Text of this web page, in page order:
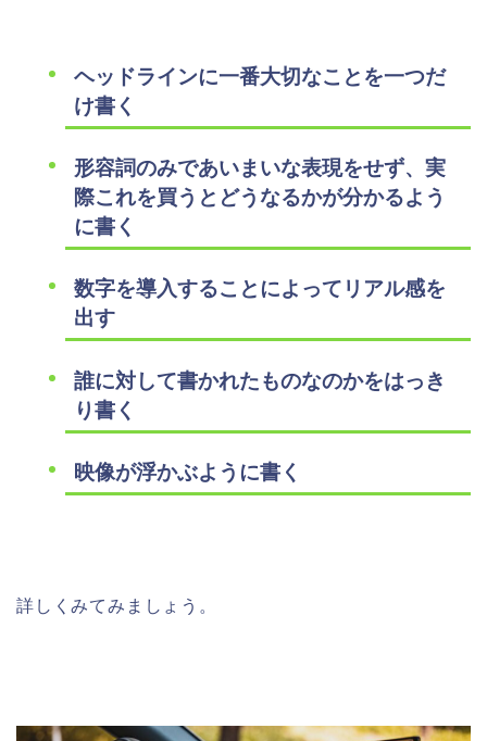
ヘッドラインに一番大切なことを一つだ
け書く
形容詞のみであいまいな表現をせず、実
際これを買うとどうなるかが分かるよう
に書く
数字を導入することによってリアル感を
出す
誰に対して書かれたものなのかをはっき
り書く
映像が浮かぶように書く
詳しくみてみましょう。